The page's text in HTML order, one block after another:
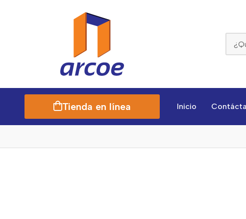
Tienda en línea Inicio